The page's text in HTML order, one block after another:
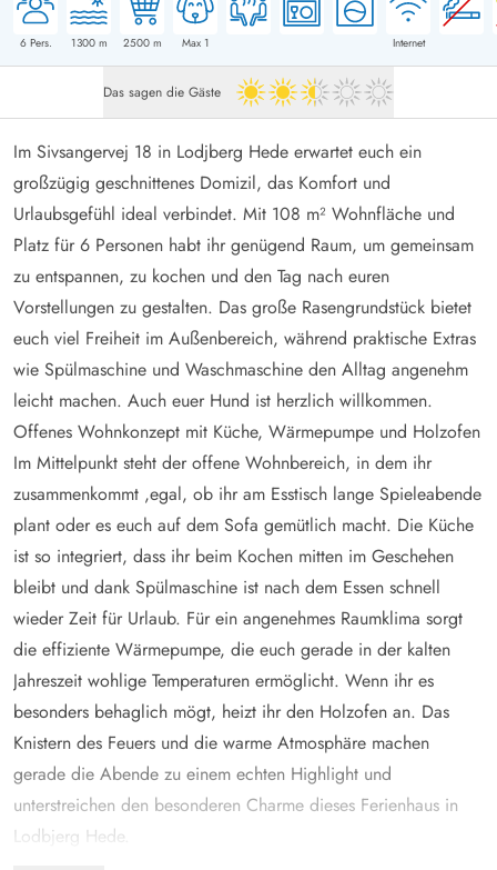
6Pers. 1300m 2500m Max 1 Internet
Das sagen die Gäste 2.5 von 5
Im Sivsangervej 18 in Lodjberg Hede erwartet euch ein
großzügig geschnittenes Domizil, das Komfort und
Urlaubsgefühl ideal verbindet. Mit 108 m² Wohnfläche und
Platz für 6 Personen habt ihr genügend Raum, um gemeinsam
zu entspannen, zu kochen und den Tag nach euren
Vorstellungen zu gestalten. Das große Rasengrundstück bietet
euch viel Freiheit im Außenbereich, während praktische Extras
wie Spülmaschine und Waschmaschine den Alltag angenehm
leicht machen. Auch euer Hund ist herzlich willkommen.
Offenes Wohnkonzept mit Küche, Wärmepumpe und Holzofen
Im Mittelpunkt steht der offene Wohnbereich, in dem ihr
zusammenkommt ,egal, ob ihr am Esstisch lange Spieleabende
plant oder es euch auf dem Sofa gemütlich macht. Die Küche
ist so integriert, dass ihr beim Kochen mitten im Geschehen
bleibt und dank Spülmaschine ist nach dem Essen schnell
wieder Zeit für Urlaub. Für ein angenehmes Raumklima sorgt
die effiziente Wärmepumpe, die euch gerade in der kalten
Jahreszeit wohlige Temperaturen ermöglicht. Wenn ihr es
besonders behaglich mögt, heizt ihr den Holzofen an. Das
Knistern des Feuers und die warme Atmosphäre machen
gerade die Abende zu einem echten Highlight und
unterstreichen den besonderen Charme dieses Ferienhaus in
Lodbjerg Hede.